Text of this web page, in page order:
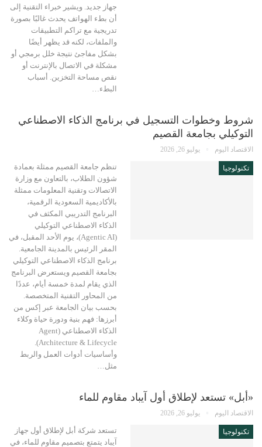
جهاز جديد. ويشير خبراء التقنية إلى
أن بطء الهواتف يحدث غالبًا بصورة
تدريجية مع تراكم التطبيقات
والملفات، لكنه قد يظهر أيضًا
بشكل مفاجئ نتيجة خلل برمجي أو
مشكلة في الاتصال بالإنترنت أو
نقص مساحة التخزين. أسباب
البطء…
شروط وخطوات التسجيل في برنامج الذكاء الاصطناعي
التوكيلي بجامعة القصيم
الاقتصاد اليوم يوليو 26, 2026
تكنولوجيا
تنظم جامعة القصيم ممثلة بعمادة
شؤون الطلاب، بالتعاون مع وزارة
الاتصالات وتقنية المعلومات ممثلة
بالأكاديمية السعودية الرقمية،
البرنامج التدريبي المكثف في
الذكاء الاصطناعي التوكيلي
(Agentic AI)، يوم الأحد المقبل، في
المقر الرئيس بالمدينة الجامعية.
برنامج الذكاء الاصطناعي التوكيلي
بجامعة القصيم ويستعرض البرنامج
الذي يقام لمدة خمسة أيام، عددًا
من المحاور التقنية المتخصصة.
بحسب بيان الجامعة عبر إكس من
أبرزها: فهم بنية ودورة حياة وكلاء
الذكاء الاصطناعي (Agent
Architecture & Lifecycle).
وأساسيات أدوات العمل والربط
مثل…
«أبل» تستعد لإطلاق أول آيباد مقاوم للماء
الاقتصاد اليوم يوليو 26, 2026
تكنولوجيا
تستعد شركة أبل لإطلاق أول جهاز
آيباد يتمتع بتصميم مقاوم للماء، في